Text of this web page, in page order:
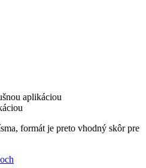
aplikáciou
formát je preto vhodný skôr pre